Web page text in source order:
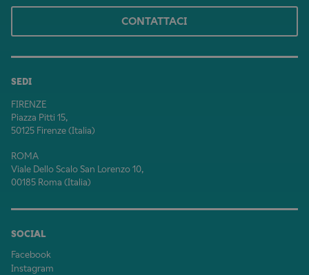
SEDI
FIRENZE
Piazza Pitti 15,
50125 Firenze (Italia)
ROMA
Viale Dello Scalo San Lorenzo 10,
00185 Roma (Italia)
SOCIAL
Facebook
Instagram
CONTATTACI